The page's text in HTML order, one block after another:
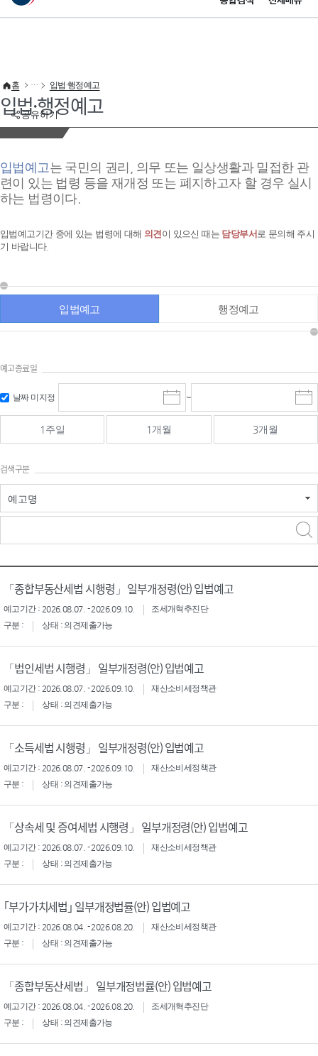
이 누리집은 대한민국 공식 전자정부 누리집입니다.
공유하기
홈 입법·행정예고
입법·행정예고
입법예고는 국민의 권리, 의무 또는 일상생활과 밀접한 관
련이 있는 법령 등을 재개정 또는 폐지하고자 할 경우 실시
하는 법령이다.
입법예고기간 중에 있는 법령에 대해 의견이 있으신 때는 담당부서 로 문의해 주시
기 바랍니다.
입법예고 행정예고
예고종료일
날짜 미지정
시
작
일
선
~
종
료
선
1주일 1개월 3개월
검색구분
예고명
「종합부동산세법 시행령」 일부개정령(안) 입법예고
예고기간 : 2026.08.07. - 2026.09.10.
조세개혁추진단
구분 :
상태 : 의견제출가능
「법인세법 시행령」 일부개정령(안) 입법예고
예고기간 : 2026.08.07. - 2026.09.10.
재산소비세정책관
구분 :
상태 : 의견제출가능
「소득세법 시행령」 일부개정령(안) 입법예고
예고기간 : 2026.08.07. - 2026.09.10.
재산소비세정책관
구분 :
상태 : 의견제출가능
「상속세 및 증여세법 시행령」 일부개정령(안) 입법예고
예고기간 : 2026.08.07. - 2026.09.10.
재산소비세정책관
구분 :
상태 : 의견제출가능
｢부가가치세법｣ 일부개정법률(안) 입법예고
예고기간 : 2026.08.04. - 2026.08.20.
재산소비세정책관
구분 :
상태 : 의견제출가능
「종합부동산세법」 일부개정법률(안) 입법예고
예고기간 : 2026.08.04. - 2026.08.20.
조세개혁추진단
구분 :
상태 : 의견제출가능